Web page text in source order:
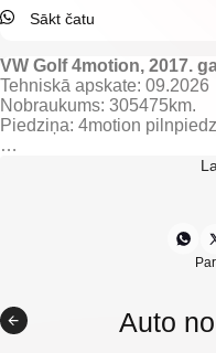
Sākt čatu
VW Golf 4motion, 2017.
Tehniskā apskate: 09.2026
Nobraukums: 305475km.
Piedziņa: 4motion
Aprīkojums un īpašības:
Gaisa kondicionieris ar 2
Borta dators.
Adaptīvā kruīza kontrole.
Auto